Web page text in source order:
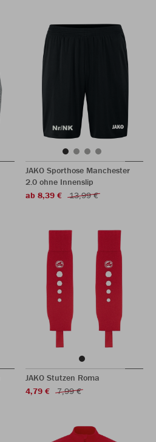
JAKO Sporthose Manchester
2.0 ohne Innenslip
ab 8,39 €
13,99 €
JAKO Stutzen Roma
4,79 €
7,99 €